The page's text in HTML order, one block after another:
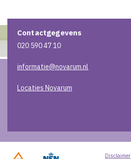
Contactgegevens
020 590 47 10
informatie@novarum.nl
Locaties Novarum
Disclaimer